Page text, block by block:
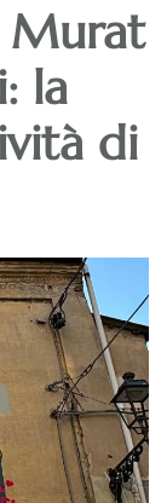
Murat
la
di